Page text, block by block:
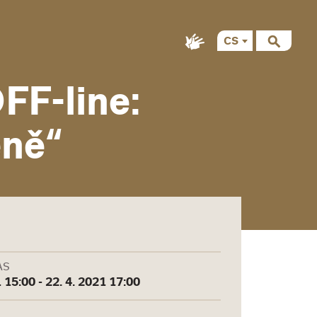
CS
line:
15:00 - 22. 4. 2021 17:00